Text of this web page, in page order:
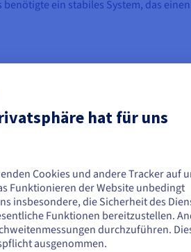
ein stabiles System, das
die für den Dienst erforderlichen
hostet OVHcloud drei der
Managementdienst für Ladegeräte
aus der Ferne –, mit denen
der Expansion nach Westen plant
Vereinigte Staaten zu
möchten, müssen Sie sich auf der
und dort einen Account erstellen.
hat für uns
Cookies und andere Tracker auf
Funktionieren der Website unbedingt
insbesondere, die Sicherheit des
Funktionen bereitzustellen.
durchzuführen.
ausgenommen.